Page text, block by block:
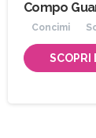
Compo
Concimi
SCOPRI